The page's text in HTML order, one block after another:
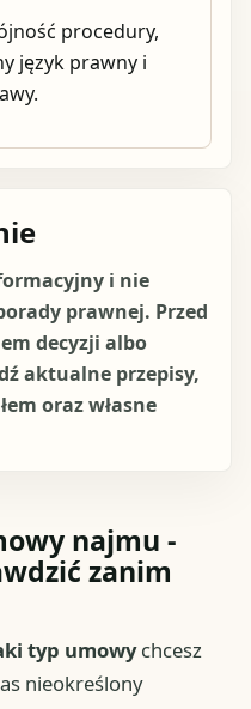
procedury,
język prawny i
i nie
prawnej. Przed
decyzji albo
aktualne przepisy,
oraz własne
najmu -
zanim
typ umowychcesz
nieokreślony